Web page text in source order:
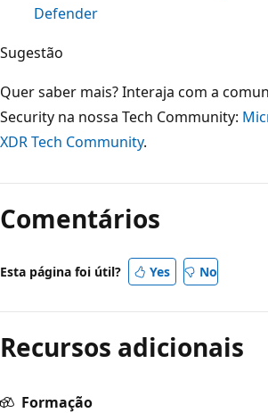
Defender
Sugestão
Quer saber mais? Interaja com a
Security na nossa Tech Community:
XDR Tech Community.
Comentários
Esta página foi útil? Yes No
Recursos adicionais
Formação